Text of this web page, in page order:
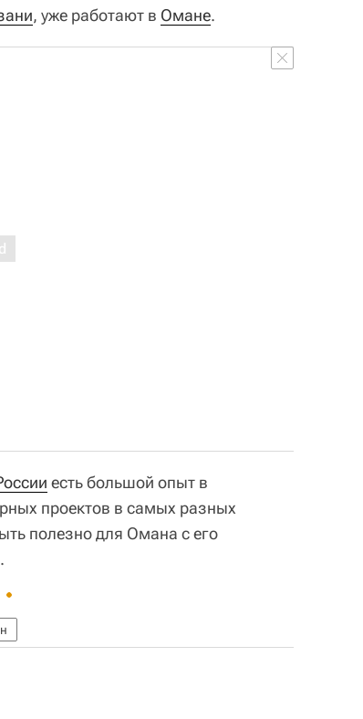
, уже работают в Омане.
есть большой опыт в
проектов в самых разных
полезно для Омана с его